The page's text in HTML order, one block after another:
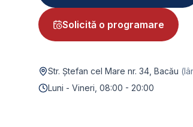
Solicită o programare
Str. Ștefan cel Mare nr. 34, Bacău (
Luni - Vineri, 08:00 - 20:00